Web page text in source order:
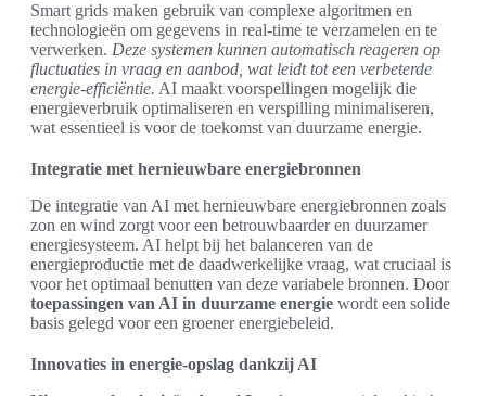
Smart grids maken gebruik van complexe algoritmen en
technologieën om gegevens in real-time te verzamelen en te
verwerken. Deze systemen kunnen automatisch reageren op
fluctuaties in vraag en aanbod, wat leidt tot een verbeterde
energie-efficiëntie. AI maakt voorspellingen mogelijk die
energieverbruik optimaliseren en verspilling minimaliseren,
wat essentieel is voor de toekomst van duurzame energie.
Integratie met hernieuwbare energiebronnen
De integratie van AI met hernieuwbare energiebronnen zoals
zon en wind zorgt voor een betrouwbaarder en duurzamer
energiesysteem. AI helpt bij het balanceren van de
energieproductie met de daadwerkelijke vraag, wat cruciaal is
voor het optimaal benutten van deze variabele bronnen. Door
toepassingen van AI in duurzame energie wordt een solide
basis gelegd voor een groener energiebeleid.
Innovaties in energie-opslag dankzij AI